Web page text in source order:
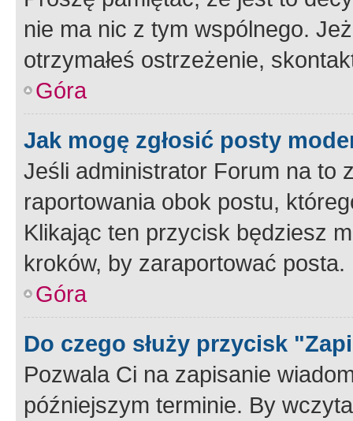
nie ma nic z tym wspólnego.
otrzymałeś ostrzeżenie,
Góra
Jak mogę zgłosić posty
Jeśli administrator Forum na to
raportowania obok postu,
Klikając ten przycisk będziesz
kroków, by zaraportować posta.
Góra
Do czego służy przycisk
Pozwala Ci na zapisanie
późniejszym terminie. By